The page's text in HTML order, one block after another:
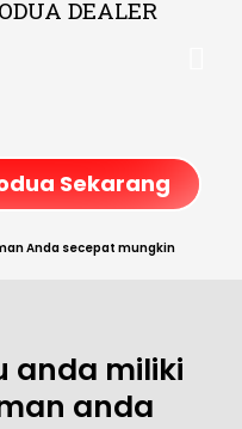
DEALER
Sekarang
Anda secepat mungkin
anda miliki
anda